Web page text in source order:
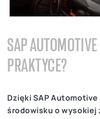
SAP
PRAKTYCE?
Dzięki SAP
środowisku o wysokiej